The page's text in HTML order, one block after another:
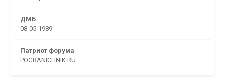
ДМБ
08-05-1989
Патриот форума
POGRANICHNIK.RU